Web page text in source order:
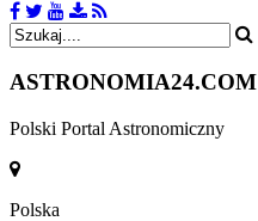
ASTRONOMIA24.COM
Polski Portal Astronomiczny
Polska